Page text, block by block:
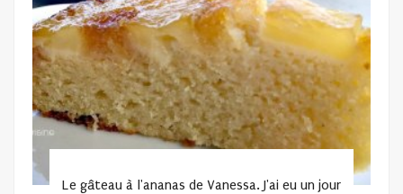
Le gâteau à l'ananas de Vanessa. J'ai eu un jour